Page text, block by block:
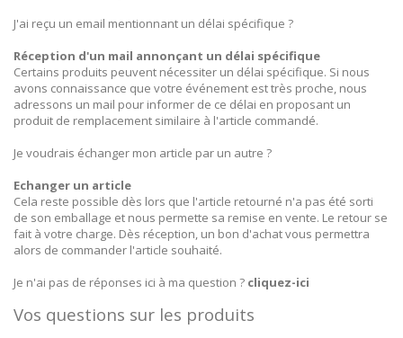
J'ai reçu un email mentionnant un délai spécifique ?
Réception d'un mail annonçant un délai spécifique
Certains produits peuvent nécessiter un délai spécifique. Si nous
avons connaissance que votre événement est très proche, nous
adressons un mail pour informer de ce délai en proposant un
produit de remplacement similaire à l'article commandé.
Je voudrais échanger mon article par un autre ?
Echanger un article
Cela reste possible dès lors que l'article retourné n'a pas été sorti
de son emballage et nous permette sa remise en vente. Le retour se
fait à votre charge. Dès réception, un bon d'achat vous permettra
alors de commander l'article souhaité.
Je n'ai pas de réponses ici à ma question ? cliquez-ici
Vos questions sur les produits